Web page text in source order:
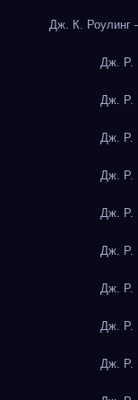
Дж. К. Роулинг
Дж. Р.
Дж. Р.
Дж. Р.
Дж. Р.
Дж. Р.
Дж. Р.
Дж. Р.
Дж. Р.
Дж. Р.